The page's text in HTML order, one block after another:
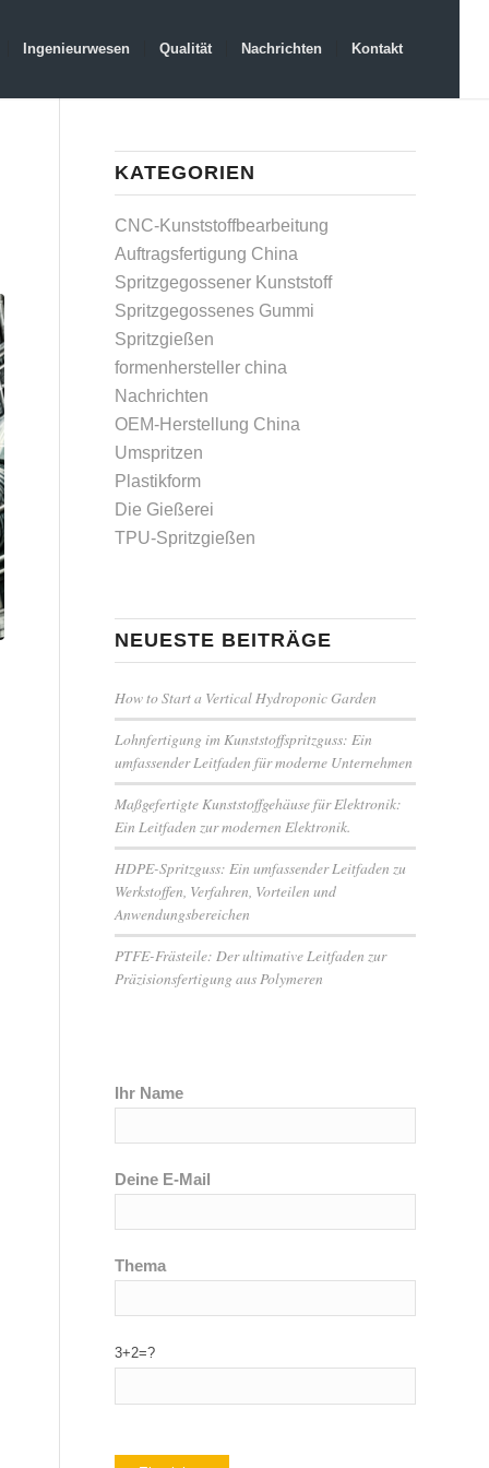
Ingenieurwesen Qualität Nachrichten Kontakt
KATEGORIEN
CNC-Kunststoffbearbeitung
Auftragsfertigung China
Spritzgegossener Kunststoff
Spritzgegossenes Gummi
Spritzgießen
formenhersteller china
Nachrichten
OEM-Herstellung China
Umspritzen
Plastikform
Die Gießerei
TPU-Spritzgießen
NEUESTE BEITRÄGE
How to Start a Vertical Hydroponic Garden
Lohnfertigung im Kunststoffspritzguss: Ein
umfassender Leitfaden für moderne Unternehmen
Maßgefertigte Kunststoffgehäuse für Elektronik:
Ein Leitfaden zur modernen Elektronik.
HDPE-Spritzguss: Ein umfassender Leitfaden zu
Werkstoffen, Verfahren, Vorteilen und
Anwendungsbereichen
PTFE-Frästeile: Der ultimative Leitfaden zur
Präzisionsfertigung aus Polymeren
Ihr Name
Deine E-Mail
Thema
3+2=?